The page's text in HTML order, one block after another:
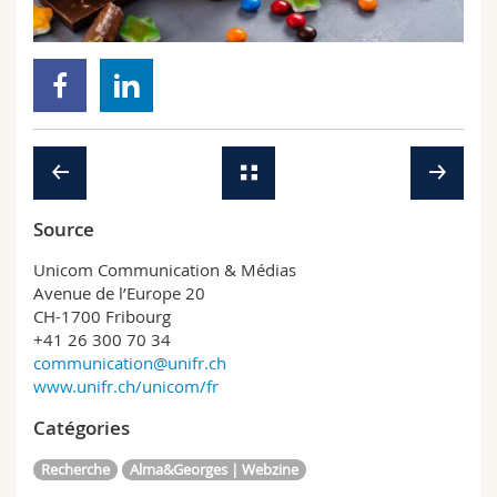
Sciences et médecine
Interfacultaire
Collaborateurs
Doctorants
Webmail
Programme des cours
MyUnifr
Source
Unicom Communication & Médias
Avenue de l’Europe 20
CH-1700 Fribourg
+41 26 300 70 34
communication@unifr.ch
www.unifr.ch/unicom/fr
Catégories
Recherche Alma&Georges | Webzine